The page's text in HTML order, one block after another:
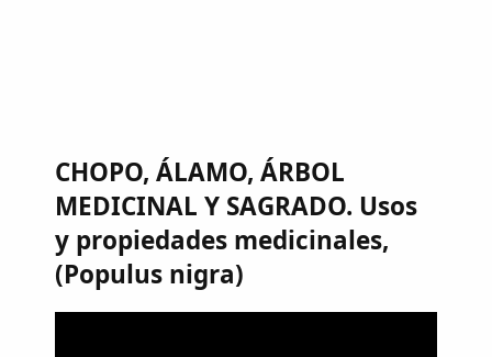
CHOPO, ÁLAMO, ÁRBOL
MEDICINAL Y SAGRADO. Usos
y propiedades medicinales,
(Populus nigra)